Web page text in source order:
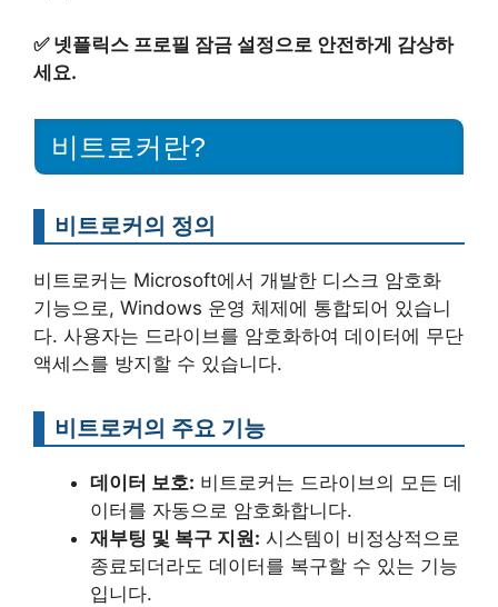
✅ 넷플릭스 프로필 잠금 설정으로 안전하게 감상하
세요.
비트로커란?
비트로커의 정의
비트로커는 Microsoft에서 개발한 디스크 암호화
기능으로, Windows 운영 체제에 통합되어 있습니
다. 사용자는 드라이브를 암호화하여 데이터에 무단
액세스를 방지할 수 있습니다.
비트로커의 주요 기능
데이터 보호: 비트로커는 드라이브의 모든 데
이터를 자동으로 암호화합니다.
재부팅 및 복구 지원: 시스템이 비정상적으로
종료되더라도 데이터를 복구할 수 있는 기능
입니다.